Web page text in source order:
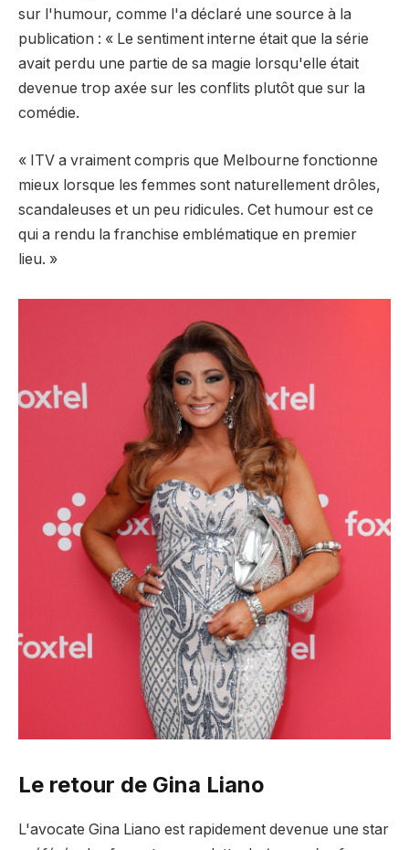
sur l'humour, comme l'a déclaré une source à la
publication : « Le sentiment interne était que la série
avait perdu une partie de sa magie lorsqu'elle était
devenue trop axée sur les conflits plutôt que sur la
comédie.
« ITV a vraiment compris que Melbourne fonctionne
mieux lorsque les femmes sont naturellement drôles,
scandaleuses et un peu ridicules. Cet humour est ce
qui a rendu la franchise emblématique en premier
lieu. »
Le retour de Gina Liano
L'avocate Gina Liano est rapidement devenue une star